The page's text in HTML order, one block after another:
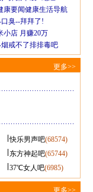
康要闻健康生活导航
臭--拜拜了!
小店 月赚20万
戒不了排排毒吧
更多>>
快乐男声吧(68574)
东方神起吧(65744)
37℃女人吧(6985)
更多>>